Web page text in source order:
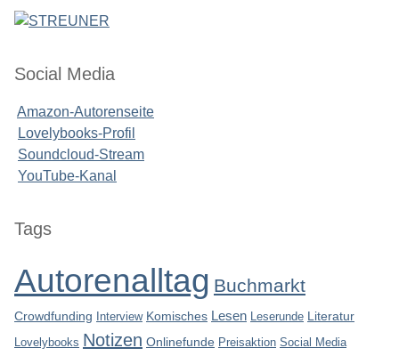
Social Media
Amazon-Autorenseite
Lovelybooks-Profil
Soundcloud-Stream
YouTube-Kanal
Seitenleiste
Tags
Autorenalltag Buchmarkt
Crowdfunding Interview Komisches Lesen Leserunde Literatur
Lovelybooks Notizen Onlinefunde Preisaktion Social Media